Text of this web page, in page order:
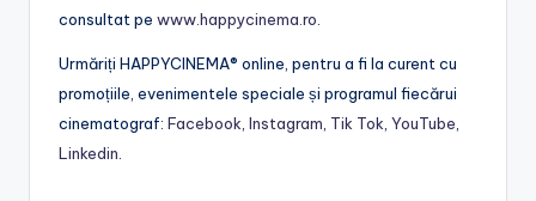
consultat pe www.happycinema.ro
Urmăriți HAPPYCINEMA® online, pentru a fi la curent cu
promoțiile, evenimentele speciale și programul fiecărui
cinematograf: Facebook Instagram Tik Tok YouTube
Linkedin